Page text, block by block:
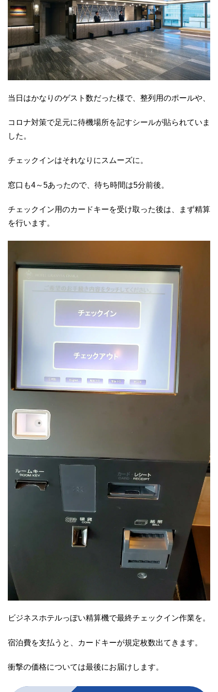
当日はかなりのゲスト数だった様で、整列用のポールや、
コロナ対策で足元に待機場所を記すシールが貼られていま
した。
チェックインはそれなりにスムーズに。
窓口も4～5あったので、待ち時間は5分前後。
チェックイン用のカードキーを受け取った後は、まず精算
を行います。
ビジネスホテルっぽい精算機で最終チェックイン作業を。
宿泊費を支払うと、カードキーが規定枚数出てきます。
衝撃の価格については最後にお届けします。